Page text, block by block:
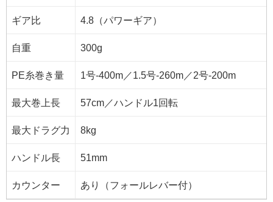
ギア比 4.8（パワーギア）
自重 300g
PE糸巻き量 1号-400m／1.5号-260m／2号-200m
最大巻上長 57cm／ハンドル1回転
最大ドラグ力 8kg
ハンドル長 51mm
カウンター あり（フォールレバー付）